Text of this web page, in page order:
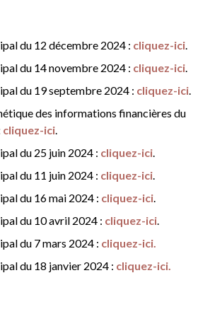
du 12 décembre 2024 : cliquez-ici.
du 14 novembre 2024 : cliquez-ici.
du 19 septembre 2024 : cliquez-ici.
des informations financières du
cliquez-ici.
du 25 juin 2024 : cliquez-ici.
du 11 juin 2024 : cliquez-ici.
du 16 mai 2024 : cliquez-ici.
du 10 avril 2024 : cliquez-ici.
du 7 mars 2024 : cliquez-ici.
du 18 janvier 2024 : cliquez-ici.